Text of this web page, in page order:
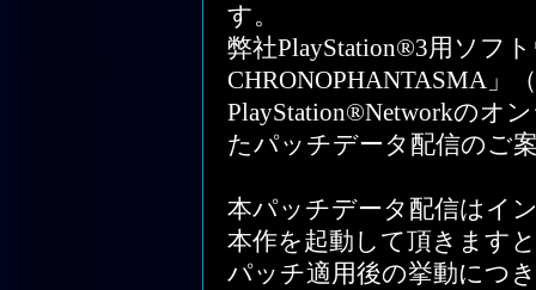
す。
弊社PlayStation®3用ソフ
CHRONOPHANTASMA」
PlayStation®Networkのオ
たパッチデータ配信のご
本パッチデータ配信はイ
本作を起動して頂きます
パッチ適用後の挙動につ